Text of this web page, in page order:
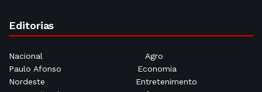
Editorias
Nacional
Agro
Paulo Afonso
Economia
Nordeste
Entretenimento